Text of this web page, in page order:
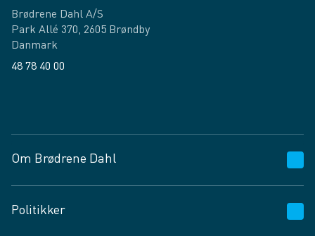
Brødrene Dahl A/S
Park Allé 370, 2605 Brøndby
Danmark
48 78 40 00
Om Brødrene Dahl
Vagttelefon 30 10 89 89
Politikker